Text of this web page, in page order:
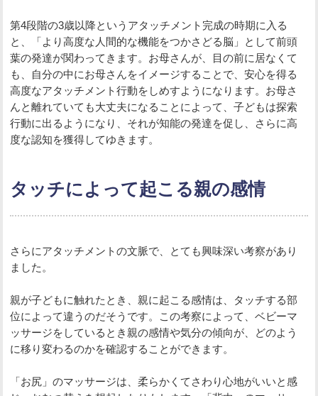
第4段階の3歳以降というアタッチメント完成の時期に入る
と、「より高度な人間的な機能をつかさどる脳」として前頭
葉の発達が関わってきます。お母さんが、目の前に居なくて
も、自分の中にお母さんをイメージすることで、安心を得る
高度なアタッチメント行動をしめすようになります。お母さ
んと離れていても大丈夫になることによって、子どもは探索
行動に出るようになり、それが知能の発達を促し、さらに高
度な認知を獲得してゆきます。
タッチによって起こる親の感情
さらにアタッチメントの文脈で、とても興味深い考察があり
ました。
親が子どもに触れたとき、親に起こる感情は、タッチする部
位によって違うのだそうです。この考察によって、ベビーマ
ッサージをしているとき親の感情や気分の傾向が、どのよう
に移り変わるのかを確認することができます。
「お尻」のマッサージは、柔らかくてさわり心地がいいと感